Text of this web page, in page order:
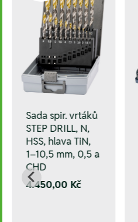
Sada spir. vrtáků
STEP DRILL, N,
HSS, hlava TiN,
1–10,5 mm, 0,5 a
CHD
4.450,00 Kč